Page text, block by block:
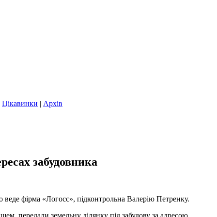
Цікавинки | Архів
забудовника
фірма «Логосс», підконтрольна Валерію Петренку.
передали земельну ділянку під забудову за адресою